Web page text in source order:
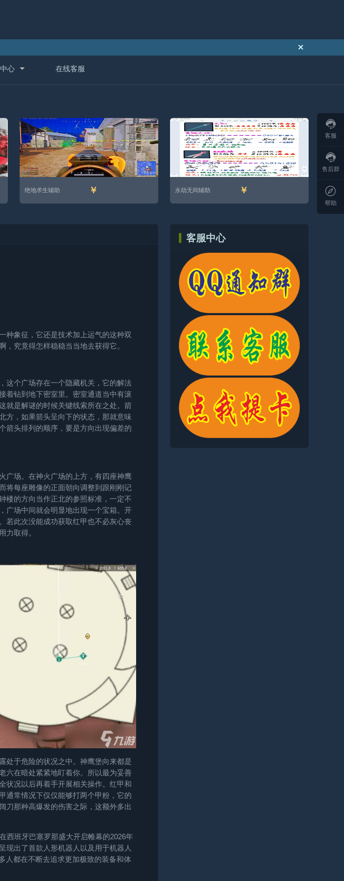
心 在线客服
绝地求生辅助 ￥ 永劫无间辅助 ￥
种象征，它还是技术加上运气的这种双
究竟得怎样稳稳当当地去获得它。
，这个广场存在一个隐藏机关，它的解法
着钻到地下密室里。密室通道当中有滚
就是解谜的时候关键线索所在之处。箭
方，如果箭头呈向下的状态，那就意味
箭头排列的顺序，要是方向出现偏差的
广场。在神火广场的上方，有四座神鹰
将每座雕像的正面朝向调整到跟刚刚记
楼的方向当作正北的参照标准，一定不
广场中间就会明显地出现一个宝箱。开
若此次没能成功获取红甲也不必灰心丧
力取得。
处于危险的状况之中。神鹰堡向来都是
六在暗处紧紧地盯着你。所以最为妥善
状况以后再着手开展相关操作。红甲和
通常情况下仅仅能够打两个甲粉，它的
刀那种高爆发的伤害之际，这额外多出
西班牙巴塞罗那盛大开启帷幕的2026年
现出了首款人形机器人以及用于机器人
人都在不断去追求更加极致的装备和体
客服中心
客服
售后群
帮助